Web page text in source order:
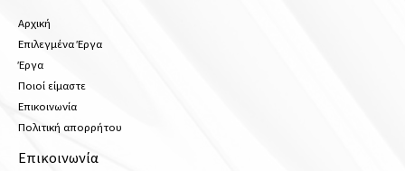
Αρχική
Επιλεγμένα Έργα
Έργα
Ποιοί είμαστε
Επικοινωνία
Πολιτική απορρήτου
Επικοινωνία